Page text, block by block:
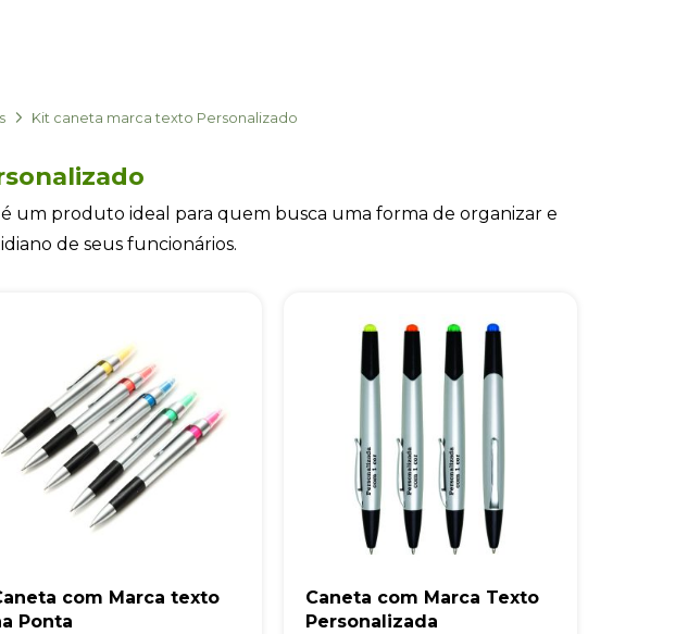
Kit caneta marca texto Personalizado
um produto ideal para quem busca uma forma de organizar e
de seus funcionários.
com Marca texto
Ponta
Caneta com Marca Texto
Personalizada